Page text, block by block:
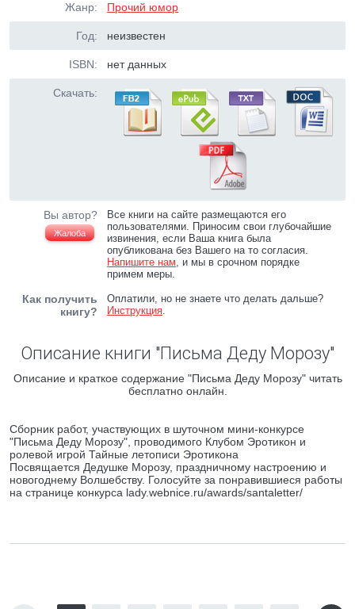
Жанр: Прочий юмор
Год: неизвестен
ISBN: нет данных
Скачать:
Вы автор?
Жалоба
Все книги на сайте размещаются его
пользователями. Приносим свои глубочайшие
извинения, если Ваша книга была
опубликована без Вашего на то согласия.
Напишите нам, и мы в срочном порядке
примем меры.
Как получить
книгу?
Оплатили, но не знаете что делать дальше?
Инструкция.
Описание книги "Письма Деду Морозу"
Описание и краткое содержание "Письма Деду Морозу" читать
бесплатно онлайн.
Сборник работ, участвующих в шуточном мини-конкурсе
"Письма Деду Морозу", проводимого Клубом Эротикон и
ролевой игрой Тайные летописи Эротикона
Посвящается Дедушке Морозу, праздничному настроению и
новогоднему Волшебству. Голосуйте за понравившиеся работы
на странице конкурса lady.webnice.ru/awards/santaletter/